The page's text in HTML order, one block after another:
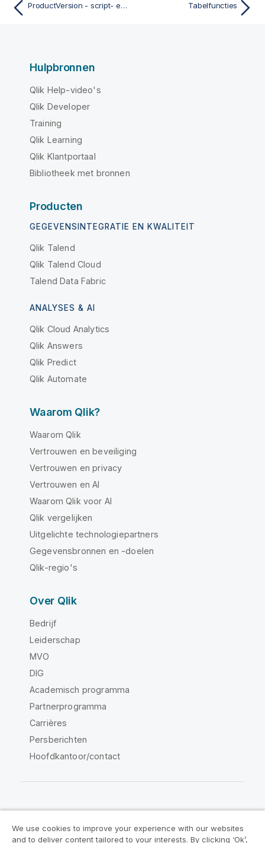
ProductVersion - script- en diagramfunctie Tabelfuncties
Hulpbronnen
Qlik Help-video's
Qlik Developer
Training
Qlik Learning
Qlik Klantportaal
Bibliotheek met bronnen
Producten
GEGEVENSINTEGRATIE EN KWALITEIT
Qlik Talend
Qlik Talend Cloud
Talend Data Fabric
ANALYSES & AI
Qlik Cloud Analytics
Qlik Answers
Qlik Predict
Qlik Automate
Waarom Qlik?
Waarom Qlik
Vertrouwen en beveiliging
Vertrouwen en privacy
Vertrouwen en AI
Waarom Qlik voor AI
Qlik vergelijken
Uitgelichte technologiepartners
Gegevensbronnen en -doelen
Qlik-regio's
Over Qlik
Bedrijf
Leiderschap
MVO
DIG
Academisch programma
Partnerprogramma
Carrières
Persberichten
Hoofdkantoor/contact
We use cookies to improve your experience with our websites
and to deliver content tailored to your interests. By clicking ‘Ok’,